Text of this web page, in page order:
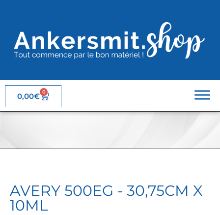
0,00€ 0
AVERY 500EG - 30,75CM X
10ML